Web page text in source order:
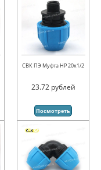
СВК ПЭ Муфта НР 20х1/2
23.72 рублей
Посмотреть